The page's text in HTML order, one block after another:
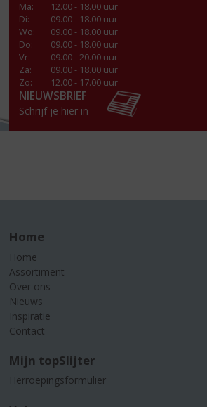
Ma:
12.00 - 18.00 uur
Di:
09.00 - 18.00 uur
Wo:
09.00 - 18.00 uur
Do:
09.00 - 18.00 uur
Vr:
09.00 - 20.00 uur
Za:
09.00 - 18.00 uur
Zo:
12.00 - 17.00 uur
NIEUWSBRIEF
Schrijf je hier in
Home
Home
Assortiment
Over ons
Nieuws
Inspiratie
Contact
Mijn topSlijter
Herroepingsformulier